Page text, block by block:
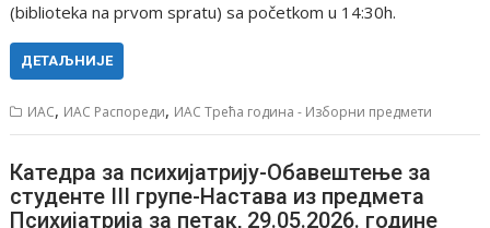
(biblioteka na prvom spratu) sa početkom u 14:30h.
ДЕТАЉНИЈЕ
ИАС, ИАС Распореди, ИАС Трећа година - Изборни предмети
Катедра за психијатрију-Обавештење за
студенте III групе-Настава из предмета
Психијатрија за петак, 29.05.2026. године